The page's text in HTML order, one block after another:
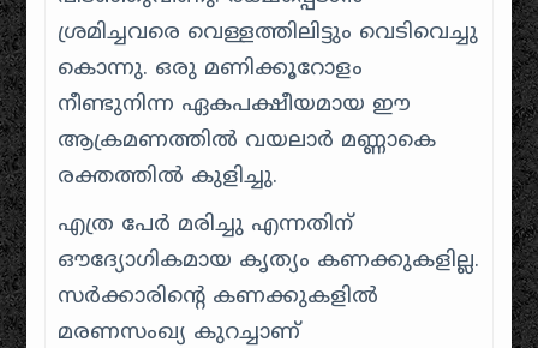
ശ്രമിച്ചവരെ വെള്ളത്തിലിട്ടും വെടിവെച്ചു
കൊന്നു. ഒരു മണിക്കൂറോളം
നീണ്ടുനിന്ന ഏകപക്ഷീയമായ ഈ
ആക്രമണത്തിൽ വയലാർ മണ്ണാകെ
രക്തത്തിൽ കുളിച്ചു.
എത്ര പേർ മരിച്ചു എന്നതിന്
ഔദ്യോഗികമായ കൃത്യം കണക്കുകളില്ല.
സർക്കാരിന്റെ കണക്കുകളിൽ
മരണസംഖ്യ കുറച്ചാണ്